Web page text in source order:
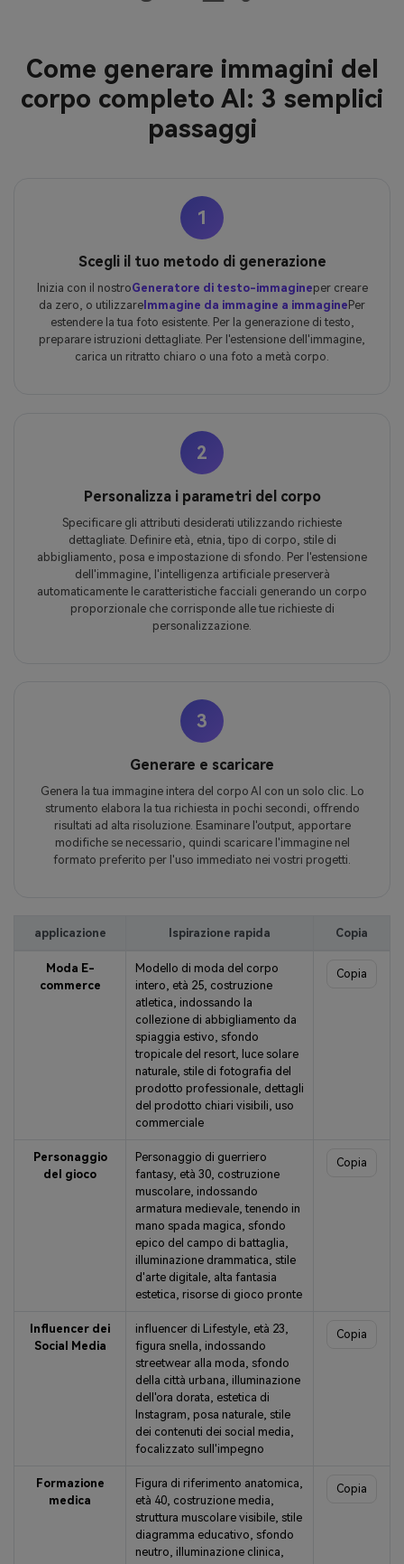
Come generare immagini del
corpo completo AI: 3 semplici
passaggi
1
Scegli il tuo metodo di generazione
Inizia con il nostroGeneratore di testo-immagineper creare
da zero, o utilizzare Immagine da immagine a immagine Per
estendere la tua foto esistente. Per la generazione di testo,
preparare istruzioni dettagliate. Per l'estensione dell'immagine,
carica un ritratto chiaro o una foto a metà corpo.
2
Personalizza i parametri del corpo
Specificare gli attributi desiderati utilizzando richieste
dettagliate. Definire età, etnia, tipo di corpo, stile di
abbigliamento, posa e impostazione di sfondo. Per l'estensione
dell'immagine, l'intelligenza artificiale preserverà
automaticamente le caratteristiche facciali generando un corpo
proporzionale che corrisponde alle tue richieste di
personalizzazione.
3
Generare e scaricare
Genera la tua immagine intera del corpo AI con un solo clic. Lo
strumento elabora la tua richiesta in pochi secondi, offrendo
risultati ad alta risoluzione. Esaminare l'output, apportare
modifiche se necessario, quindi scaricare l'immagine nel
formato preferito per l'uso immediato nei vostri progetti.
applicazione Ispirazione rapida Copia
Moda E-
commerce
Modello di moda del corpo
intero, età 25, costruzione
atletica, indossando la
collezione di abbigliamento da
spiaggia estivo, sfondo
tropicale del resort, luce solare
naturale, stile di fotografia del
prodotto professionale, dettagli
del prodotto chiari visibili, uso
commerciale
Copia
Personaggio
del gioco
Personaggio di guerriero
fantasy, età 30, costruzione
muscolare, indossando
armatura medievale, tenendo in
mano spada magica, sfondo
epico del campo di battaglia,
illuminazione drammatica, stile
d'arte digitale, alta fantasia
estetica, risorse di gioco pronte
Copia
Influencer dei
Social Media
influencer di Lifestyle, età 23,
figura snella, indossando
streetwear alla moda, sfondo
della città urbana, illuminazione
dell'ora dorata, estetica di
Instagram, posa naturale, stile
dei contenuti dei social media,
focalizzato sull'impegno
Copia
Formazione
medica
Figura di riferimento anatomica,
età 40, costruzione media,
struttura muscolare visibile, stile
diagramma educativo, sfondo
neutro, illuminazione clinica,
Copia